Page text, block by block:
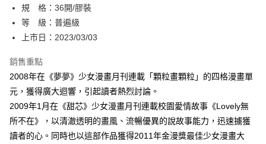
３．安心：先確認商品／服務後，再付款。
【「AFTEE先享後付」結帳流程】
１．於結帳方式選擇「AFTEE先享後付」後，將跳轉至「AFTEE先享後付」
２．訂單成立數日內，您將收到繳費通知簡訊。
ATM／網路銀行／等多元方式進行付款，方視為交易完成。
※ 請注意：結帳手續完成當下不需立刻繳費，但若您需要取消訂單，請聯絡
購買商品的店家。未經商家同意取消之訂單仍視為有效，需透過AFTEE先享
後付繳納相關費用。
※ 交易是否成功請以「AFTEE先享後付 」之結帳頁面顯示為準，若有關於
是否繳費成功／繳費後需取消欲退款等相關疑問，請聯繫「AFTEE先享後付
全家取貨付款
每筆NT$80，滿NT$500(含以上)免運費
每筆NT$80，滿NT$500(含以上)免運費
每筆NT$80，滿NT$500(含以上)免運費
付款後萊爾富取貨
每筆NT$80，滿NT$500(含以上)免運費
規 格：36開/膠裝
等 級：普遍級
上市日：2023/03/03
銷售重點
2008年在《夢夢》少女漫畫月刊連載「顆粒畫顆粒」的四格漫畫單
元，獲得廣大迴響，引起讀者熱烈討論。
2009年1月在《甜芯》少女漫畫月刊連載校園愛情故事《Lovely無
所不在》，以清澈透明的畫風、流暢優異的說故事能力，迅速擄獲
讀者的心。同時也以這部作品獲得2011年金漫獎最佳少女漫畫大